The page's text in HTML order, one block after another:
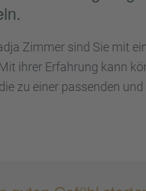
Zimmer sind Sie mit
ihrer Erfah­rung kann
zu einer passen­den